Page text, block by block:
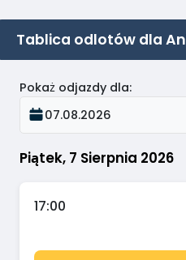
Tablica odlotów dla
Piątek, 7 Sierpnia 2026
Pokaż odjazdy dla:
07.08.2026
17:00